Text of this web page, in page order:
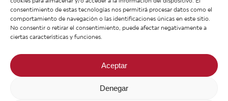
consentimiento de estas tecnologías nos permitirá procesar datos como el
comportamiento de navegación o las identificaciones únicas en este sitio.
No consentir o retirar el consentimiento, puede afectar negativamente a
ciertas características y funciones.
Aceptar
Denegar
Products
Infos
News
Join our Team
Legal notice
General Terms of Purchase